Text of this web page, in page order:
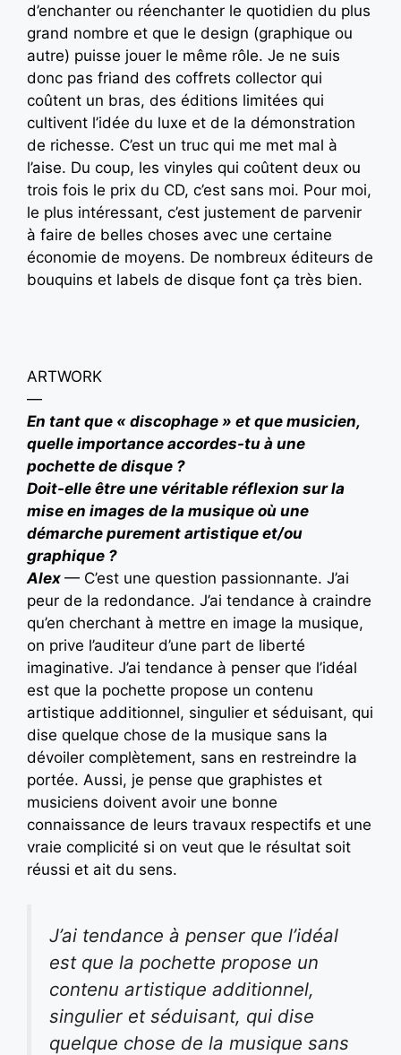
d’enchanter ou réenchanter le quotidien du plus
grand nombre et que le design (graphique ou
autre) puisse jouer le même rôle. Je ne suis
donc pas friand des coffrets collector qui
coûtent un bras, des éditions limitées qui
cultivent l’idée du luxe et de la démonstration
de richesse. C’est un truc qui me met mal à
l’aise. Du coup, les vinyles qui coûtent deux ou
trois fois le prix du CD, c’est sans moi. Pour moi,
le plus intéressant, c’est justement de parvenir
à faire de belles choses avec une certaine
économie de moyens. De nombreux éditeurs de
bouquins et labels de disque font ça très bien.
ARTWORK
—
En tant que « discophage » et que musicien,
quelle importance accordes-tu à une
pochette de disque ?
Doit-elle être une véritable réflexion sur la
mise en images de la musique où une
démarche purement artistique et/ou
graphique ?
Alex — C’est une question passionnante. J’ai
peur de la redondance. J’ai tendance à craindre
qu’en cherchant à mettre en image la musique,
on prive l’auditeur d’une part de liberté
imaginative. J’ai tendance à penser que l’idéal
est que la pochette propose un contenu
artistique additionnel, singulier et séduisant, qui
dise quelque chose de la musique sans la
dévoiler complètement, sans en restreindre la
portée. Aussi, je pense que graphistes et
musiciens doivent avoir une bonne
connaissance de leurs travaux respectifs et une
vraie complicité si on veut que le résultat soit
réussi et ait du sens.
J’ai tendance à penser que l’idéal
est que la pochette propose un
contenu artistique additionnel,
singulier et séduisant, qui dise
quelque chose de la musique sans